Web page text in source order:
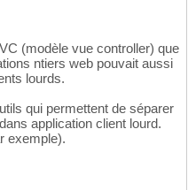
(modèle vue controller) que
ntiers web pouvait aussi
lourds.
qui permettent de séparer
application client lourd.
exemple).